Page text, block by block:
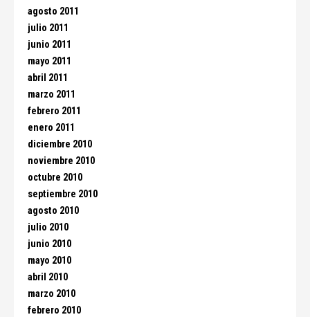
agosto 2011
julio 2011
junio 2011
mayo 2011
abril 2011
marzo 2011
febrero 2011
enero 2011
diciembre 2010
noviembre 2010
octubre 2010
septiembre 2010
agosto 2010
julio 2010
junio 2010
mayo 2010
abril 2010
marzo 2010
febrero 2010